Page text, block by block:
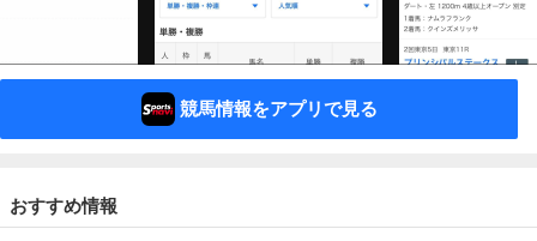
競馬情報をアプリで見る
おすすめ情報